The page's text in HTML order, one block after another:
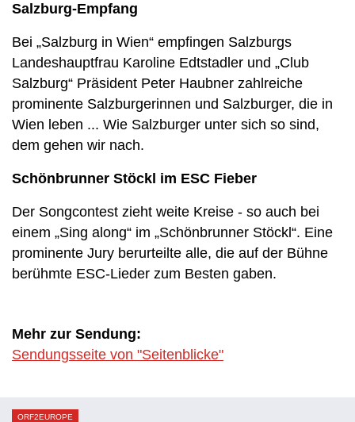
Salzburg-Empfang
Bei „Salzburg in Wien“ empfingen Salzburgs
Landeshauptfrau Karoline Edtstadler und „Club
Salzburg“ Präsident Peter Haubner zahlreiche
prominente Salzburgerinnen und Salzburger, die in
Wien leben ... Wie Salzburger unter sich so sind,
dem gehen wir nach.
Schönbrunner Stöckl im ESC Fieber
Der Songcontest zieht weite Kreise - so auch bei
einem „Sing along“ im „Schönbrunner Stöckl“. Eine
prominente Jury berurteilte alle, die auf der Bühne
berühmte ESC-Lieder zum Besten gaben.
Mehr zur Sendung:
Sendungsseite von "Seitenblicke"
ORF2EUROPE